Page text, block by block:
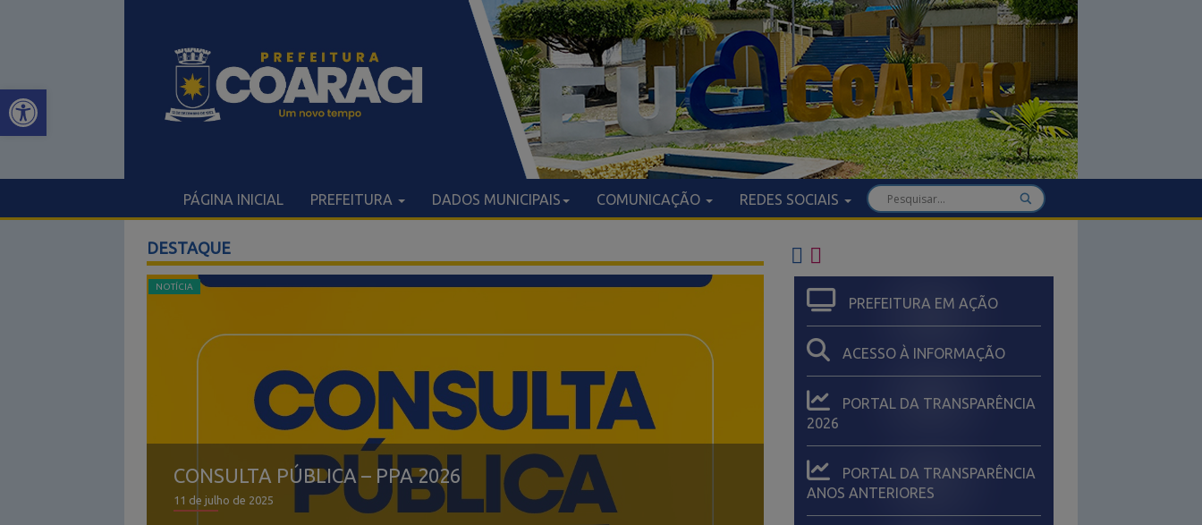
Open toolbar
PÁGINA INICIAL PREFEITURA DADOS MUNICIPAIS COMUNICAÇÃO REDES SOCIAIS
DESTAQUE
NOTÍCIA
CONSULTA PÚBLICA – PPA 2026
11 de julho de 2025
NOTÍCIA
CONSULTA PÚBLICA – LOA 2026
11 de julho de 2025
PREFEITURA EM AÇÃO
ACESSO À INFORMAÇÃO
PORTAL DA TRANSPARÊNCIA
2026
PORTAL DA TRANSPARÊNCIA
ANOS ANTERIORES